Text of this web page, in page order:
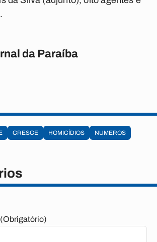
da Paraíba
CRESCE HOMICÍDIOS NUMEROS